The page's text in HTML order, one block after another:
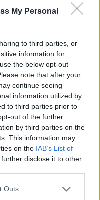
My Personal
to third parties, or
information for
the below opt-out
note that after your
continue seeing
information utilized by
to third parties prior to
out of the further
by third parties on the
This information may
on the IAB’s List of
disclose it to other
Outs
wojennej
wydźwięk , być
gra i spożywanie
Uciekli oni